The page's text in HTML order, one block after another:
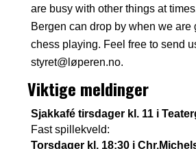
are busy with other things at
Bergen can drop by when we are
chess playing. Feel free to send
styret@løperen.no.
Viktige meldinger
Sjakkafé tirsdager kl. 11 i
Fast spillekveld:
Torsdager kl. 18:30 i